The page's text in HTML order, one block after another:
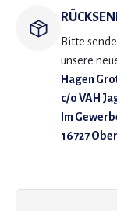
Bitte
unsere
Hagen
c/o VAH
Im
16727